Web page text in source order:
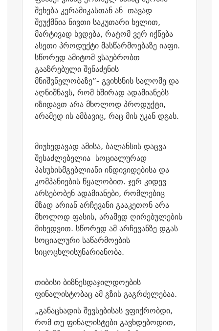
შეხება კერამიკასთან ან თავად
შეუქმნია ნივთი საკუთარი ხელით,
მარტივად ხვდება, რატომ ვერ იქნება
ასეთი პროდუქტი მასწარმოებაზე იაფი.
სწორედ ამიტომ ვსაუბრობთ
გააზრებული შენაძენის
მნიშვნელობაზე”- გვიხსნის სალომე და
აღნიშნავს, რომ ხშირად ადამიანებს
იზიდავთ არა მხოლოდ პროდუქტი,
არამედ ის ამბავიც, რაც მის უკან დგას.
მიუხედავად ამისა, ბალანსის დაცვა
შესაძლებელია სოციალურად
პასუხისმგებლიანი ინდივიდებისა და
კომპანიების წყალობით. ჯერ კიდევ
არსებობენ ადამიანები, რომლებიც
მზად არიან არჩევანი გააკეთონ არა
მხოლოდ ფასის, არამედ ღირებულების
მიხედვით. სწორედ ამ არჩევანზე დგას
სოციალური საწარმოების
სიცოცხლისუნარიანობა.
თიბისი ბიზნესდაჯილდოების
ფინალისტობაც ამ გზის გაგრძელებაა.
„განაცხადის შევსებისას ვფიქრობდი,
რომ თუ ფინალისტები გავხდებოდით,